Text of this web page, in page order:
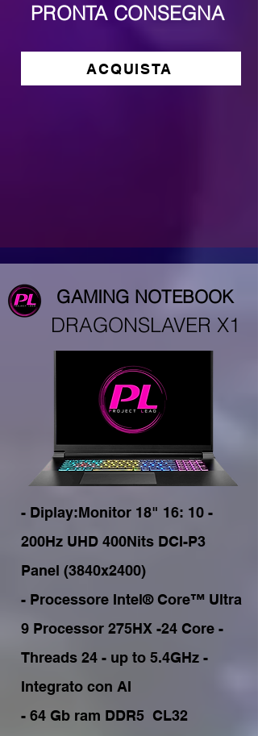
PRONTA CONSEGNA
ACQUISTA
GAMING NOTEBOOK
DRAGONSLAVER X1
- Diplay:Monitor 18" 16: 10 -
200Hz UHD 400Nits DCI-P3
Panel (3840x2400)
- Processore Intel® Core™ Ultra
9 Processor 275HX -24 Core -
Threads 24 - up to 5.4GHz -
Integrato con AI
- 64 Gb ram DDR5  CL32